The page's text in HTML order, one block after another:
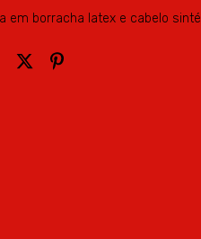
em borracha latex e cabelo